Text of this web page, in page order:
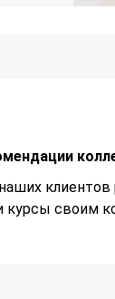
курсы своим